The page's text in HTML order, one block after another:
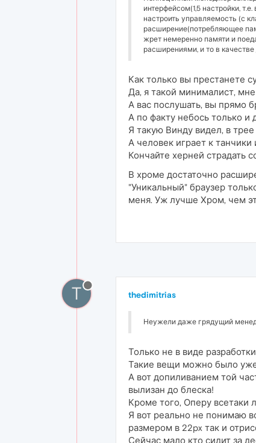
интерфейсом(1,5 настройки,
настроить управляемость (с
расширение(потребляющее
жрет немеренно памяти и
расширениями, и то в качестве
Как только вы престанете
Да, я такой минималист,
А вас послушать, вы прямо
А по факту небось только и
Я такую Винду видел, в
А человек играет к
Кончайте херней страдать
В хроме достаточно
"Уникальный" браузер
меня. Уж лучше Хром, чем
T thedimitrias
Неужели даже грядущий
Только не в виде
Такие вещи можно было
А вот допиливанием той
вылизан до блеска!
Кроме того, Оперу всетаки
Я вот реально не понимаю
размером в 22px так и
Сейчас мало кто сидит за